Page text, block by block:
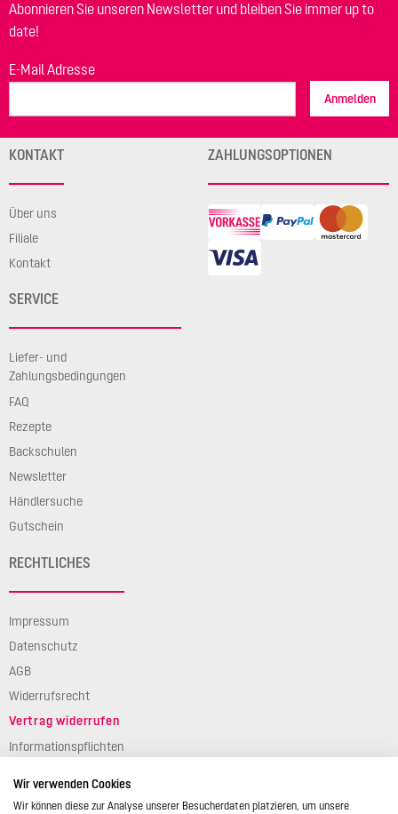
Abonnieren Sie unseren Newsletter und bleiben Sie immer up to
date!
E-Mail Adresse
Anmelden
KONTAKT
Über uns
Filiale
Kontakt
SERVICE
Liefer- und
Zahlungsbedingungen
FAQ
Rezepte
Backschulen
Newsletter
Händlersuche
Gutschein
RECHTLICHES
Impressum
Datenschutz
AGB
Widerrufsrecht
Vertrag widerrufen
Informationspflichten
ZAHLUNGSOPTIONEN
Wir verwenden Cookies
Wir können diese zur Analyse unserer Besucherdaten platzieren, um unsere